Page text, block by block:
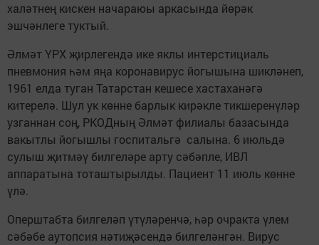
халәтнең кискен начараюы аркасында йөрәк
эшчәнлеге туктый.
Әлмәт ҮРХ җирлегендә ике яклы интерстициаль
пневмония һәм яңа коронавирус йогышына шикләнеп,
1961 елда туган Татарстан кешесе хастаханәгә
китерелә. Шул ук көнне барлык кирәкле тикшеренүләр
узганнан соң, РКОДның Әлмәт филиалы базасында
вакытлы йогышлы госпитальгә салына. 6 июльдә
сулыш җитмәү билгеләре арту сәбәпле, ИВЛ
аппаратына тоташтырылды. Пациент 11 июль көнне
үлә.
Оперштабта билгеләп үтүләренчә, һәр очракта үлем
сәбәбе аутопсия нәтиҗәсендә билгеләнгән. Вирус